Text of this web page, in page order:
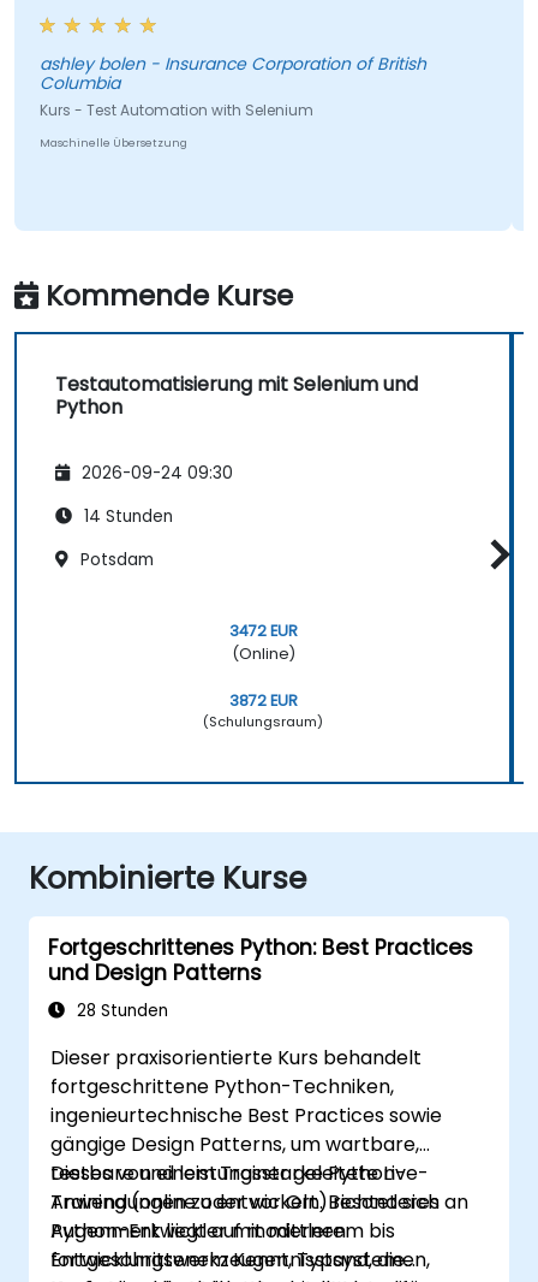
ashley bolen - Insurance Corporation of British
Columbia
Kurs - Test Automation with Selenium
Maschinelle Übersetzung
Kommende Kurse
Testautomatisierung mit Selenium und
Python
2026-09-24 09:30
14 Stunden
Potsdam
3472 EUR
(Online)
3872 EUR
(Schulungsraum)
Kombinierte Kurse
Fortgeschrittenes Python: Best Practices
und Design Patterns
28 Stunden
Dieser praxisorientierte Kurs behandelt
fortgeschrittene Python-Techniken,
ingenieurtechnische Best Practices sowie
gängige Design Patterns, um wartbare,
testbare und leistungsstarke Python-
Anwendungen zu entwickeln. Besonderes
Augenmerk liegt auf modernen
Entwicklungswerkzeugen, Typsystemen,
Dieses von einem Trainer geleitete Live-
Training (online oder vor Ort) richtet sich an
Python-Entwickler mit mittlerem bis
fortgeschrittenem Kenntnisstand, die